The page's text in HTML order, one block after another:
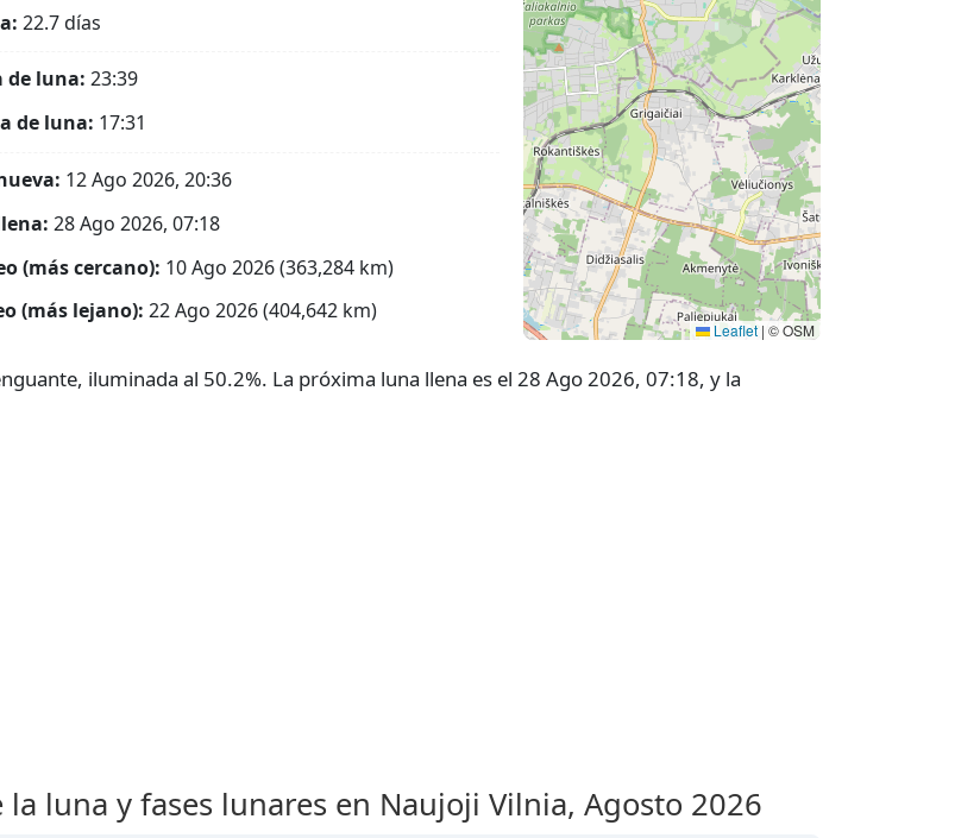
22.7 días
de luna: 23:39
de luna: 17:31
12 Ago 2026, 20:36
28 Ago 2026, 07:18
(más cercano): 10 Ago 2026 (363,284 km)
(más lejano): 22 Ago 2026 (404,642 km)
Leaflet | © OSM
iluminada al 50.2%. La próxima luna llena es el 28 Ago 2026, 07:18, y la
luna y fases lunares en Naujoji Vilnia, Agosto 2026